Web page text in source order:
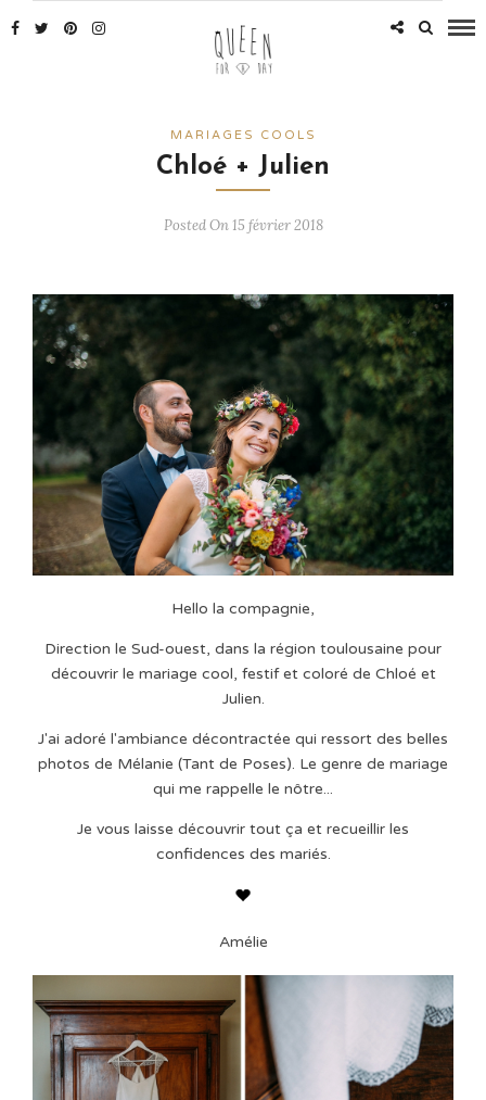
MARIAGES COOLS
Chloé + Julien
Posted On 15 février 2018
Hello la compagnie,
Direction le Sud-ouest, dans la région toulousaine pour
découvrir le mariage cool, festif et coloré de Chloé et
Julien.
J'ai adoré l'ambiance décontractée qui ressort des belles
photos de Mélanie (Tant de Poses). Le genre de mariage
qui me rappelle le nôtre...
Je vous laisse découvrir tout ça et recueillir les
confidences des mariés.
Amélie